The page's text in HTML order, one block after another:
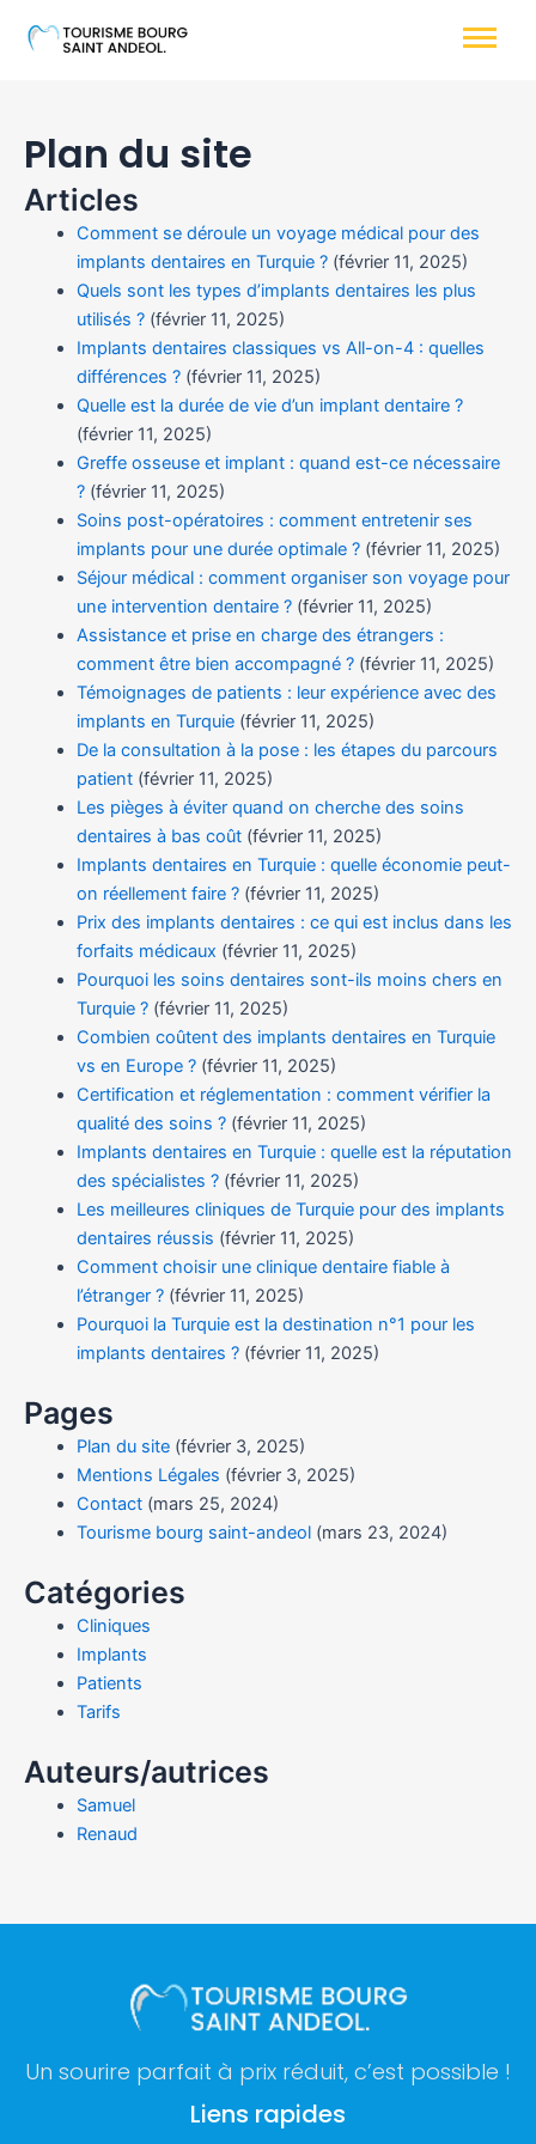
Plan du site
Articles
Comment se déroule un voyage médical pour des
implants dentaires en Turquie ? (février 11, 2025)
Quels sont les types d’implants dentaires les plus
utilisés ? (février 11, 2025)
Implants dentaires classiques vs All-on-4 : quelles
différences ? (février 11, 2025)
Quelle est la durée de vie d’un implant dentaire ?
(février 11, 2025)
Greffe osseuse et implant : quand est-ce nécessaire
? (février 11, 2025)
Soins post-opératoires : comment entretenir ses
implants pour une durée optimale ? (février 11, 2025)
Séjour médical : comment organiser son voyage pour
une intervention dentaire ? (février 11, 2025)
Assistance et prise en charge des étrangers :
comment être bien accompagné ? (février 11, 2025)
Témoignages de patients : leur expérience avec des
implants en Turquie (février 11, 2025)
De la consultation à la pose : les étapes du parcours
patient (février 11, 2025)
Les pièges à éviter quand on cherche des soins
dentaires à bas coût (février 11, 2025)
Implants dentaires en Turquie : quelle économie peut-
on réellement faire ? (février 11, 2025)
Prix des implants dentaires : ce qui est inclus dans les
forfaits médicaux (février 11, 2025)
Pourquoi les soins dentaires sont-ils moins chers en
Turquie ? (février 11, 2025)
Combien coûtent des implants dentaires en Turquie
vs en Europe ? (février 11, 2025)
Certification et réglementation : comment vérifier la
qualité des soins ? (février 11, 2025)
Implants dentaires en Turquie : quelle est la réputation
des spécialistes ? (février 11, 2025)
Les meilleures cliniques de Turquie pour des implants
dentaires réussis (février 11, 2025)
Comment choisir une clinique dentaire fiable à
l’étranger ? (février 11, 2025)
Pourquoi la Turquie est la destination n°1 pour les
implants dentaires ? (février 11, 2025)
Pages
Plan du site (février 3, 2025)
Mentions Légales (février 3, 2025)
Contact (mars 25, 2024)
Tourisme bourg saint-andeol (mars 23, 2024)
Catégories
Cliniques
Implants
Patients
Tarifs
Auteurs/autrices
Samuel
Renaud
Un sourire parfait à prix réduit, c’est possible !
Liens rapides